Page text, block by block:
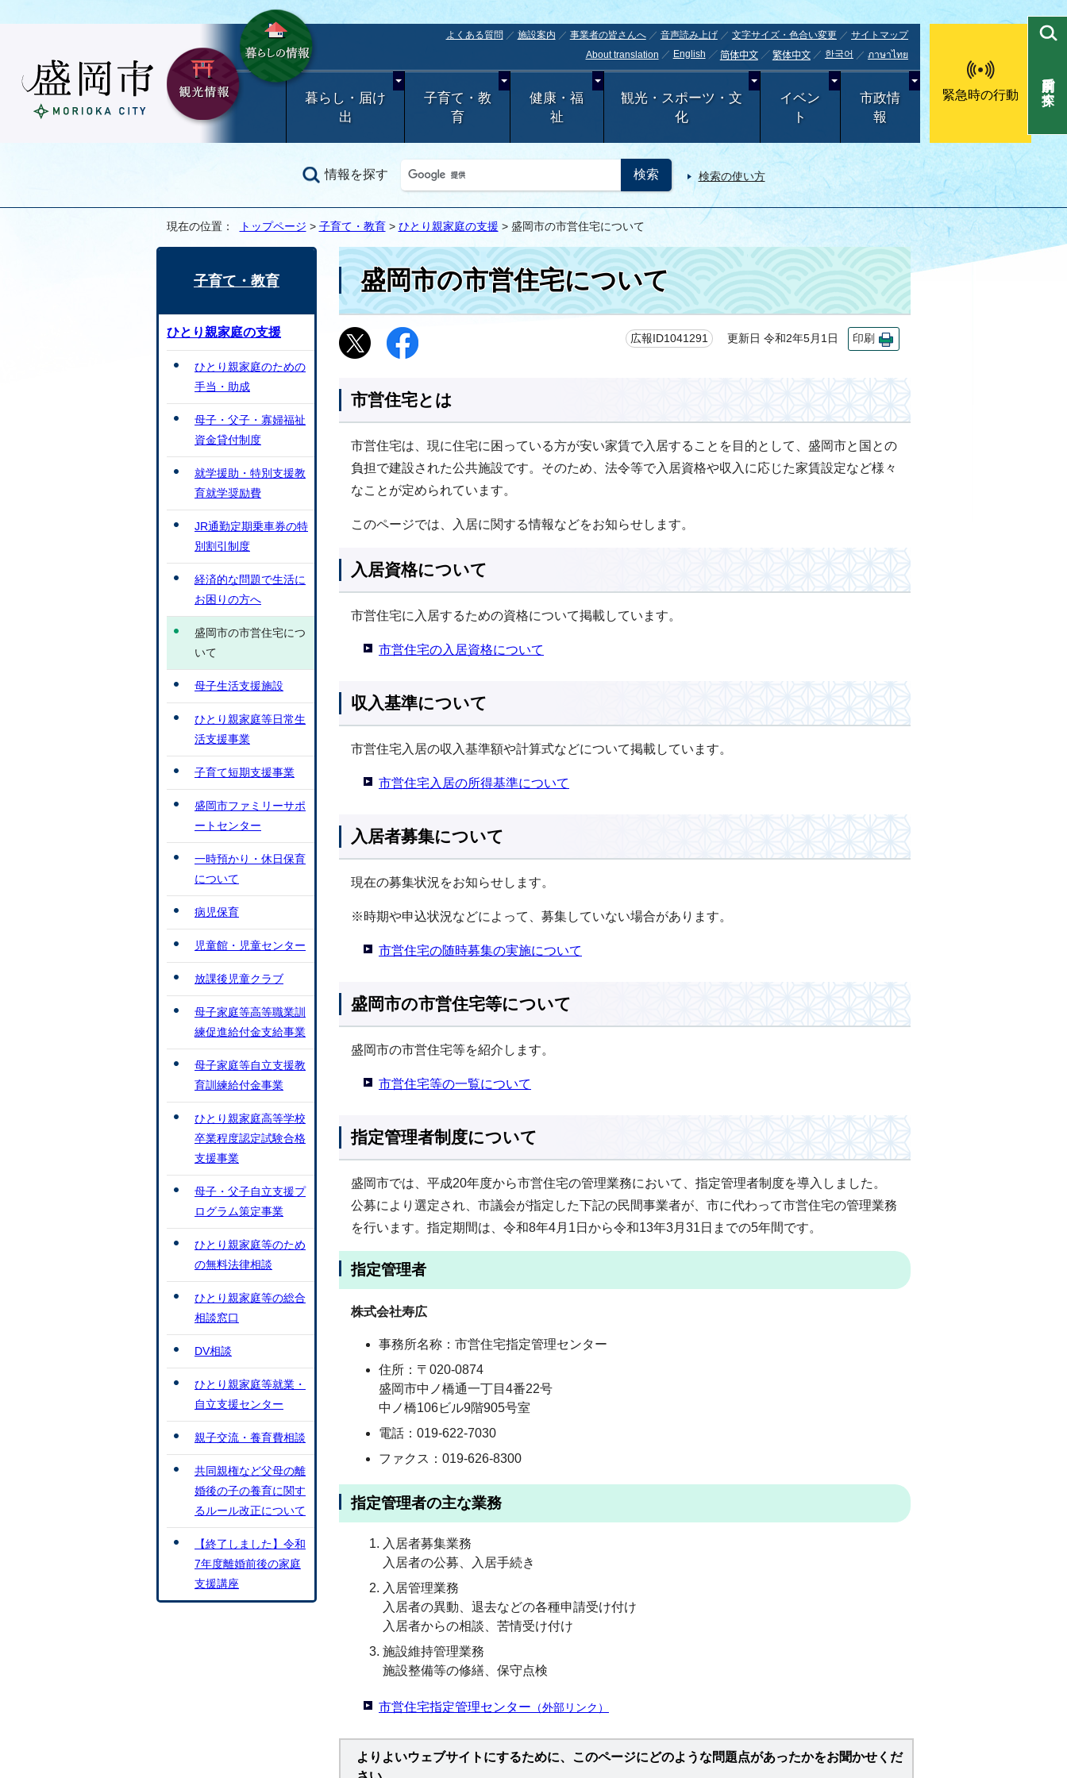
よくある質問 施設案内 事業者の皆さんへ 音声読み上げ 文字サイズ・色合い変更
サイトマップ
About translation
English 简体中文 繁体中文 한국어 ภาษาไทย
暮らし・届け
出
子育て・教
育
健康・福
祉
観光・スポーツ・文
化
イベン
ト
市政情
報
緊急時の行動
情報を探す 検索の使い方
目的別で探す
現在の位置： トップページ > 子育て・教育> ひとり親家庭の支援 > 盛岡市の市営住宅について
盛岡市の市営住宅について
広報ID1041291 更新日 令和2年5月1日 印刷
市営住宅とは
市営住宅は、現に住宅に困っている方が安い家賃で入居することを目的として、盛岡市と国との
負担で建設された公共施設です。そのため、法令等で入居資格や収入に応じた家賃設定など様々
なことが定められています。
このページでは、入居に関する情報などをお知らせします。
入居資格について
市営住宅に入居するための資格について掲載しています。
市営住宅の入居資格について
収入基準について
市営住宅入居の収入基準額や計算式などについて掲載しています。
市営住宅入居の所得基準について
入居者募集について
現在の募集状況をお知らせします。
※時期や申込状況などによって、募集していない場合があります。
市営住宅の随時募集の実施について
盛岡市の市営住宅等について
盛岡市の市営住宅等を紹介します。
市営住宅等の一覧について
指定管理者制度について
盛岡市では、平成20年度から市営住宅の管理業務において、指定管理者制度を導入しました。
公募により選定され、市議会が指定した下記の民間事業者が、市に代わって市営住宅の管理業務
を行います。指定期間は、令和8年4月1日から令和13年3月31日までの5年間です。
指定管理者
株式会社寿広
事務所名称：市営住宅指定管理センター
住所：〒020-0874
盛岡市中ノ橋通一丁目4番22号
中ノ橋106ビル9階905号室
電話：019-622-7030
ファクス：019-626-8300
指定管理者の主な業務
入居者募集業務
入居者の公募、入居手続き
入居管理業務
入居者の異動、退去などの各種申請受け付け
入居者からの相談、苦情受け付け
施設維持管理業務
施設整備等の修繕、保守点検
市営住宅指定管理センター （外部リンク）
よりよいウェブサイトにするために、このページにどのような問題点があったかをお聞かせくだ
子育て・教育
ひとり親家庭の支援
ひとり親家庭のための
手当・助成
母子・父子・寡婦福祉
資金貸付制度
就学援助・特別支援教
育就学奨励費
JR通勤定期乗車券の特
別割引制度
経済的な問題で生活に
お困りの方へ
盛岡市の市営住宅につ
いて
母子生活支援施設
ひとり親家庭等日常生
活支援事業
子育て短期支援事業
盛岡市ファミリーサポ
ートセンター
一時預かり・休日保育
について
病児保育
児童館・児童センター
放課後児童クラブ
母子家庭等高等職業訓
練促進給付金支給事業
母子家庭等自立支援教
育訓練給付金事業
ひとり親家庭高等学校
卒業程度認定試験合格
支援事業
母子・父子自立支援プ
ログラム策定事業
ひとり親家庭等のため
の無料法律相談
ひとり親家庭等の総合
相談窓口
DV相談
ひとり親家庭等就業・
自立支援センター
親子交流・養育費相談
共同親権など父母の離
婚後の子の養育に関す
るルール改正について
【終了しました】令和
7年度離婚前後の家庭
支援講座